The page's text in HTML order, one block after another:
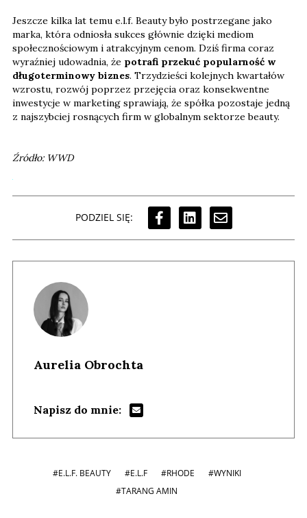
Jeszcze kilka lat temu e.l.f. Beauty było postrzegane jako
marka, która odniosła sukces głównie dzięki mediom
społecznościowym i atrakcyjnym cenom. Dziś firma coraz
wyraźniej udowadnia, że potrafi przekuć popularność w
długoterminowy biznes. Trzydzieści kolejnych kwartałów
wzrostu, rozwój poprzez przejęcia oraz konsekwentne
inwestycje w marketing sprawiają, że spółka pozostaje jedną
z najszybciej rosnących firm w globalnym sektorze beauty.
Źródło: WWD
PODZIEL SIĘ:
Aurelia Obrochta
Napisz do mnie:
#E.L.F. BEAUTY #E.L.F #RHODE
#WYNIKI
#TARANG AMIN